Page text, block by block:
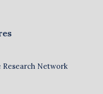
Research Network